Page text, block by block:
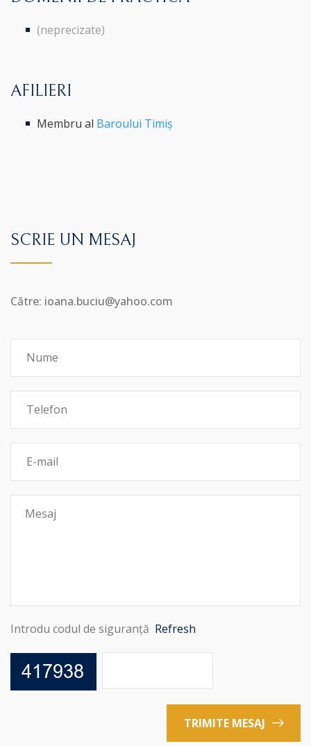
(neprecizate)
AFILIERI
Membru al Baroului Timiș
SCRIE UN MESAJ
Către: ioana.buciu@yahoo.com
Introdu codul de siguranță Refresh
TRIMITE MESAJ